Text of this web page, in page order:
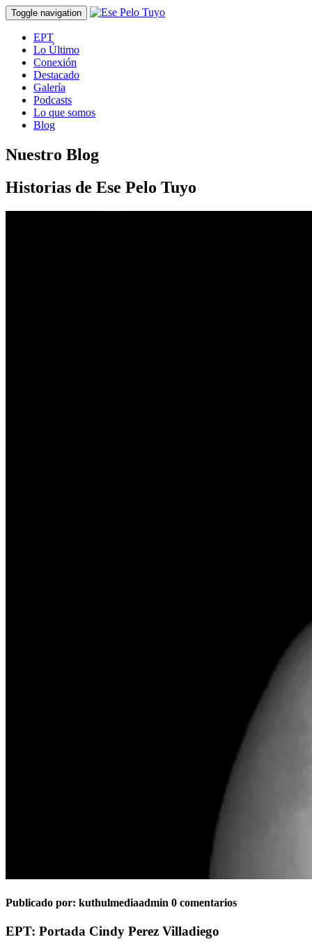
Toggle navigation
EPT
Lo Último
Conexión
Destacado
Galería
Podcasts
Lo que somos
Blog
Nuestro Blog
Historias de Ese Pelo Tuyo
Publicado por: kuthulmediaadmin 0 comentarios
EPT: Portada Cindy Perez Villadiego